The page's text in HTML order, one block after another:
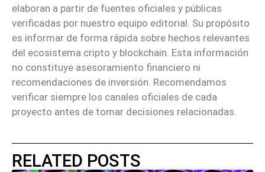
elaboran a partir de fuentes oficiales y públicas
verificadas por nuestro equipo editorial. Su propósito
es informar de forma rápida sobre hechos relevantes
del ecosistema cripto y blockchain. Esta información
no constituye asesoramiento financiero ni
recomendaciones de inversión. Recomendamos
verificar siempre los canales oficiales de cada
proyecto antes de tomar decisiones relacionadas.
RELATED POSTS